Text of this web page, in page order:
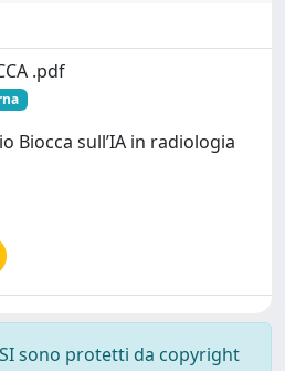
.pdf
Biocca sull’IA in radiologia
sono protetti da copyright